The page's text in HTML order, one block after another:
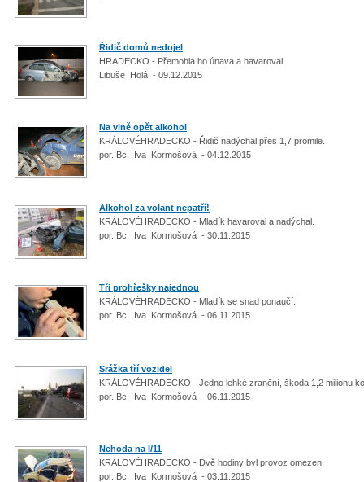
Řidič domů nedojel
HRADECKO - Přemohla ho únava a havaroval.
Libuše Holá - 09.12.2015
Na vině opět alkohol
KRÁLOVÉHRADECKO - Řidič nadýchal přes 1,7 promile.
por. Bc. Iva Kormošová - 04.12.2015
Alkohol za volant nepatří!
KRÁLOVÉHRADECKO - Mladík havaroval a nadýchal.
por. Bc. Iva Kormošová - 30.11.2015
Tři prohřešky najednou
KRÁLOVÉHRADECKO - Mladík se snad ponaučí.
por. Bc. Iva Kormošová - 06.11.2015
Srážka tří vozidel
KRÁLOVÉHRADECKO - Jedno lehké zranění, škoda 1,2 milionu
por. Bc. Iva Kormošová - 06.11.2015
Nehoda na I/11
KRÁLOVÉHRADECKO - Dvě hodiny byl provoz omezen
por. Bc. Iva Kormošová - 03.11.2015